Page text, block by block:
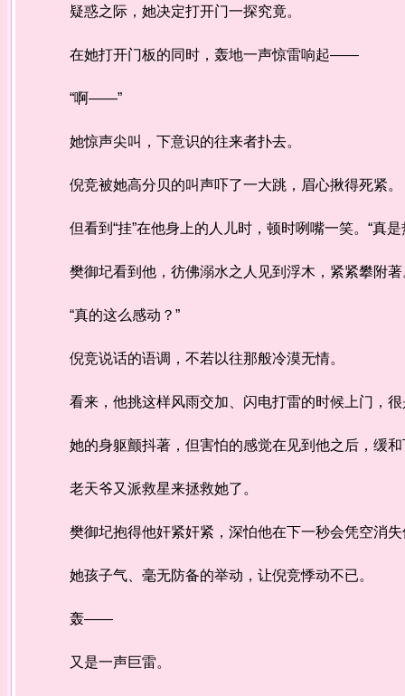
疑惑之际，她决定打开门一探究竟。
在她打开门板的同时，轰地一声惊雷响起——
“啊——”
她惊声尖叫，下意识的往来者扑去。
倪竞被她高分贝的叫声吓了一大跳，眉心揪得死紧。
但看到“挂”在他身上的人儿时，顿时咧嘴一笑。“真是
樊御圮看到他，彷佛溺水之人见到浮木，紧紧攀附
“真的这么感动？”
倪竞说话的语调，不若以往那般冷漠无情。
看来，他挑这样风雨交加、闪电打雷的时候上门，很
她的身躯颤抖著，但害怕的感觉在见到他之后，缓和
老天爷又派救星来拯救她了。
樊御圮抱得他奸紧奸紧，深怕他在下一秒会凭空消失
她孩子气、毫无防备的举动，让倪竞悸动不已。
轰——
又是一声巨雷。